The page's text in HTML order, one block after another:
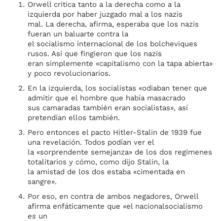
Orwell critica tanto a la derecha como a la
izquierda por haber juzgado mal a los nazis
mal. La derecha, afirma, esperaba que los nazis
fueran un baluarte contra la
el socialismo internacional de los bolcheviques
rusos. Así que fingieron que los nazis
eran simplemente «capitalismo con la tapa abierta»
y poco revolucionarios.
En la izquierda, los socialistas «odiaban tener que
admitir que el hombre que había masacrado
sus camaradas también eran socialistas», así
pretendían ellos también.
Pero entonces el pacto Hitler-Stalin de 1939 fue
una revelación. Todos podían ver el
la «sorprendente semejanza» de los dos regímenes
totalitarios y cómo, como dijo Stalin, la
la amistad de los dos estaba «cimentada en
sangre».
Por eso, en contra de ambos negadores, Orwell
afirma enfáticamente que «el nacionalsocialismo
es un